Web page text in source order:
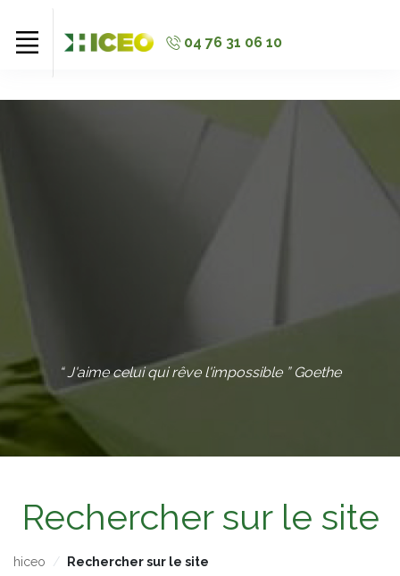
04 76 31 06 10
“ J'aime celui qui rêve l'impossible ” Goethe
Rechercher sur le site
hiceo Rechercher sur le site